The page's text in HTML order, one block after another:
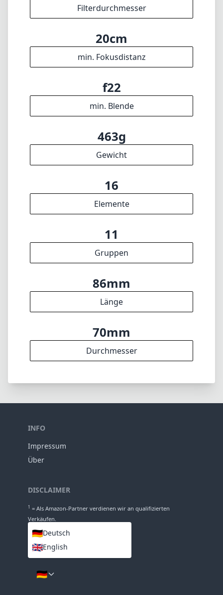
f5.6
max. Blende (min. zoom)
f5.6
max. Blende (max. zoom)
n/a
Filterdurchmesser
20cm
min. Fokusdistanz
f22
min. Blende
463g
Gewicht
16
Elemente
11
Gruppen
INFO
Impressum